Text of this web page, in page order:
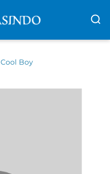
Cool Boy